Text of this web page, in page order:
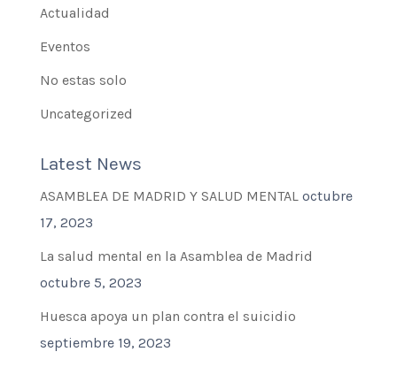
Actualidad
Eventos
No estas solo
Uncategorized
Latest News
ASAMBLEA DE MADRID Y SALUD MENTAL octubre
17, 2023
La salud mental en la Asamblea de Madrid
octubre 5, 2023
Huesca apoya un plan contra el suicidio
septiembre 19, 2023